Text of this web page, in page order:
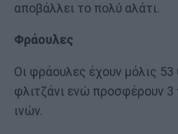
αποβάλλει το πολύ αλάτι.
Φράουλες
Οι φράουλες έχουν μόλις 53
φλιτζάνι ενώ προσφέρουν 3
ινών.